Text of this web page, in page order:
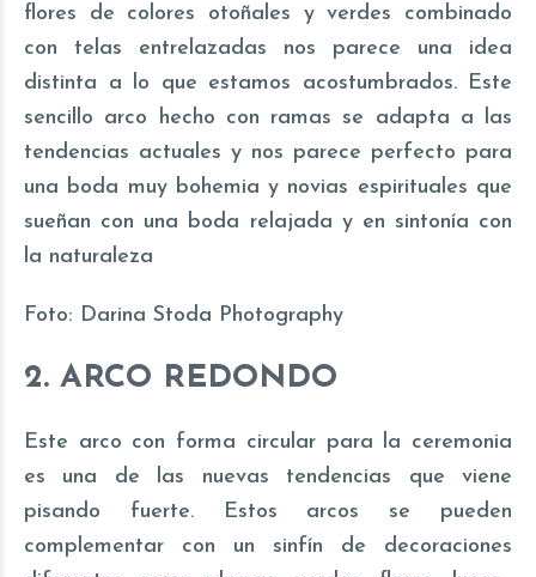
flores de colores otoñales y verdes combinado
con telas entrelazadas nos parece una idea
distinta a lo que estamos acostumbrados. Este
sencillo arco hecho con ramas se adapta a las
tendencias actuales y nos parece perfecto para
una boda muy bohemia y novias espirituales que
sueñan con una boda relajada y en sintonía con
la naturaleza
Foto: Darina Stoda Photography
2. ARCO REDONDO
Este arco con forma circular para la ceremonia
es una de las nuevas tendencias que viene
pisando fuerte. Estos arcos se pueden
complementar con un sinfín de decoraciones